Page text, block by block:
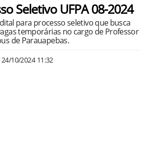
Seletivo UFPA 08-2024
para processo seletivo que busca
temporárias no cargo de Professor
de Parauapebas.
24/10/2024 11:32